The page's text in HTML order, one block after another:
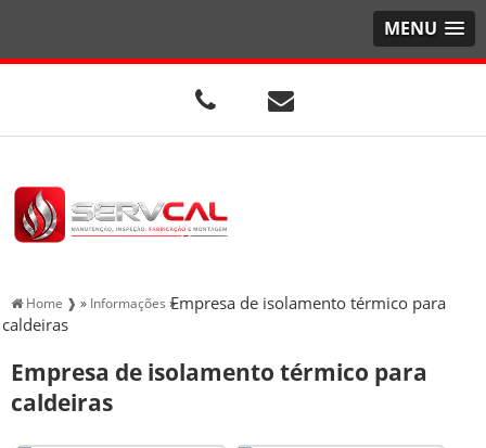
MENU
Home ❱ » Informações »
Empresa de isolamento térmico para
caldeiras
Empresa de isolamento térmico para
caldeiras